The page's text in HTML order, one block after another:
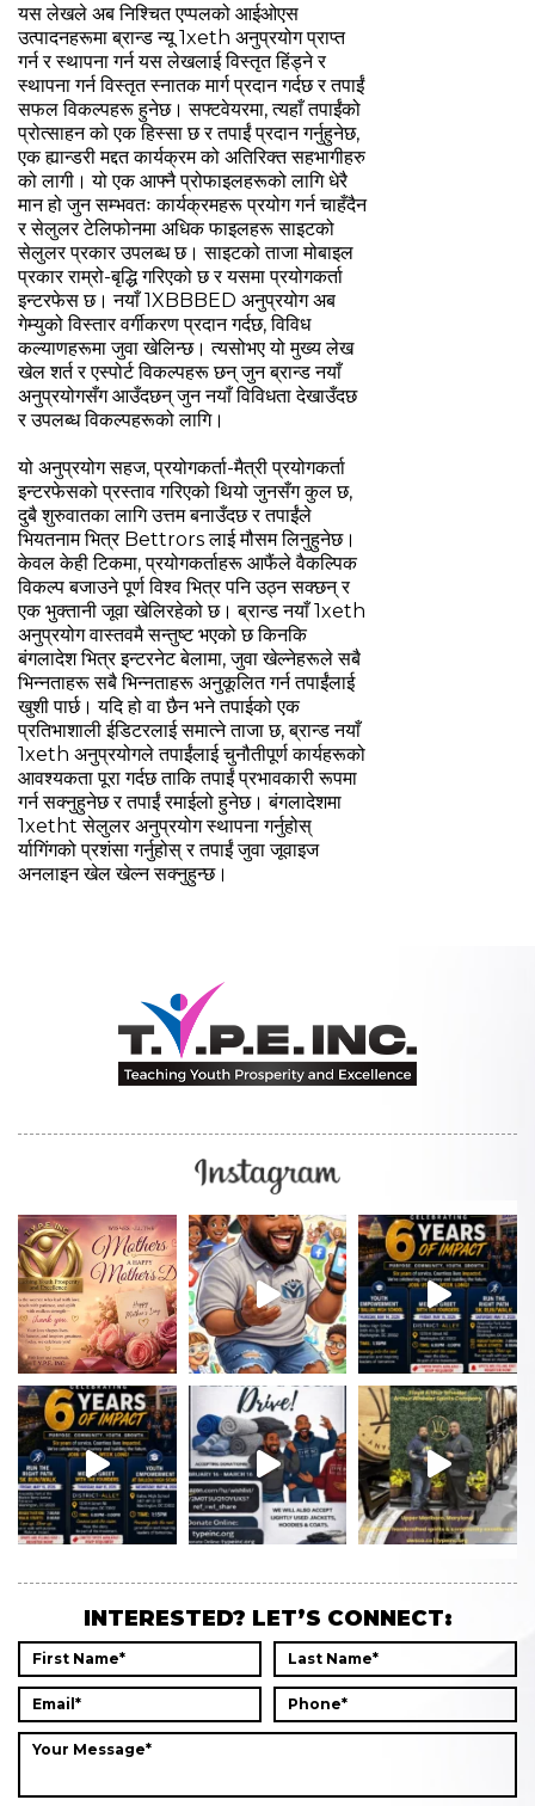
यस लेखले अब निश्चित एप्पलको आईओएस
उत्पादनहरूमा ब्रान्ड न्यू 1xeth अनुप्रयोग प्राप्त
गर्न र स्थापना गर्न यस लेखलाई विस्तृत हिंड्ने र
स्थापना गर्न विस्तृत स्नातक मार्ग प्रदान गर्दछ र तपाईं
सफल विकल्पहरू हुनेछ। सफ्टवेयरमा, त्यहाँ तपाईंको
प्रोत्साहन को एक हिस्सा छ र तपाईं प्रदान गर्नुहुनेछ,
एक ह्यान्डरी मद्दत कार्यक्रम को अतिरिक्त सहभागीहरु
को लागी। यो एक आफ्नै प्रोफाइलहरूको लागि धेरै
मान हो जुन सम्भवतः कार्यक्रमहरू प्रयोग गर्न चाहँदैन
र सेलुलर टेलिफोनमा अधिक फाइलहरू साइटको
सेलुलर प्रकार उपलब्ध छ। साइटको ताजा मोबाइल
प्रकार राम्रो-बृद्धि गरिएको छ र यसमा प्रयोगकर्ता
इन्टरफेस छ। नयाँ 1XBBBED अनुप्रयोग अब
गेम्युको विस्तार वर्गीकरण प्रदान गर्दछ, विविध
कल्याणहरूमा जुवा खेलिन्छ। त्यसोभए यो मुख्य लेख
खेल शर्त र एस्पोर्ट विकल्पहरू छन् जुन ब्रान्ड नयाँ
अनुप्रयोगसँग आउँदछन् जुन नयाँ विविधता देखाउँदछ
र उपलब्ध विकल्पहरूको लागि।
यो अनुप्रयोग सहज, प्रयोगकर्ता-मैत्री प्रयोगकर्ता
इन्टरफेसको प्रस्ताव गरिएको थियो जुनसँग कुल छ,
दुबै शुरुवातका लागि उत्तम बनाउँदछ र तपाईंले
भियतनाम भित्र Bettrors लाई मौसम लिनुहुनेछ।
केवल केही टिकमा, प्रयोगकर्ताहरू आफैंले वैकल्पिक
विकल्प बजाउने पूर्ण विश्व भित्र पनि उठ्न सक्छन् र
एक भुक्तानी जूवा खेलिरहेको छ। ब्रान्ड नयाँ 1xeth
अनुप्रयोग वास्तवमै सन्तुष्ट भएको छ किनकि
बंगलादेश भित्र इन्टरनेट बेलामा, जुवा खेल्नेहरूले सबै
भिन्नताहरू सबै भिन्नताहरू अनुकूलित गर्न तपाईंलाई
खुशी पार्छ। यदि हो वा छैन भने तपाईको एक
प्रतिभाशाली ईडिटरलाई समात्ने ताजा छ, ब्रान्ड नयाँ
1xeth अनुप्रयोगले तपाईंलाई चुनौतीपूर्ण कार्यहरूको
आवश्यकता पूरा गर्दछ ताकि तपाईं प्रभावकारी रूपमा
गर्न सक्नुहुनेछ र तपाईं रमाईलो हुनेछ। बंगलादेशमा
1xetht सेलुलर अनुप्रयोग स्थापना गर्नुहोस्
र्यागिंगको प्रशंसा गर्नुहोस् र तपाईं जुवा जूवाइज
अनलाइन खेल खेल्न सक्नुहुन्छ।
INTERESTED? LET’S CONNECT: